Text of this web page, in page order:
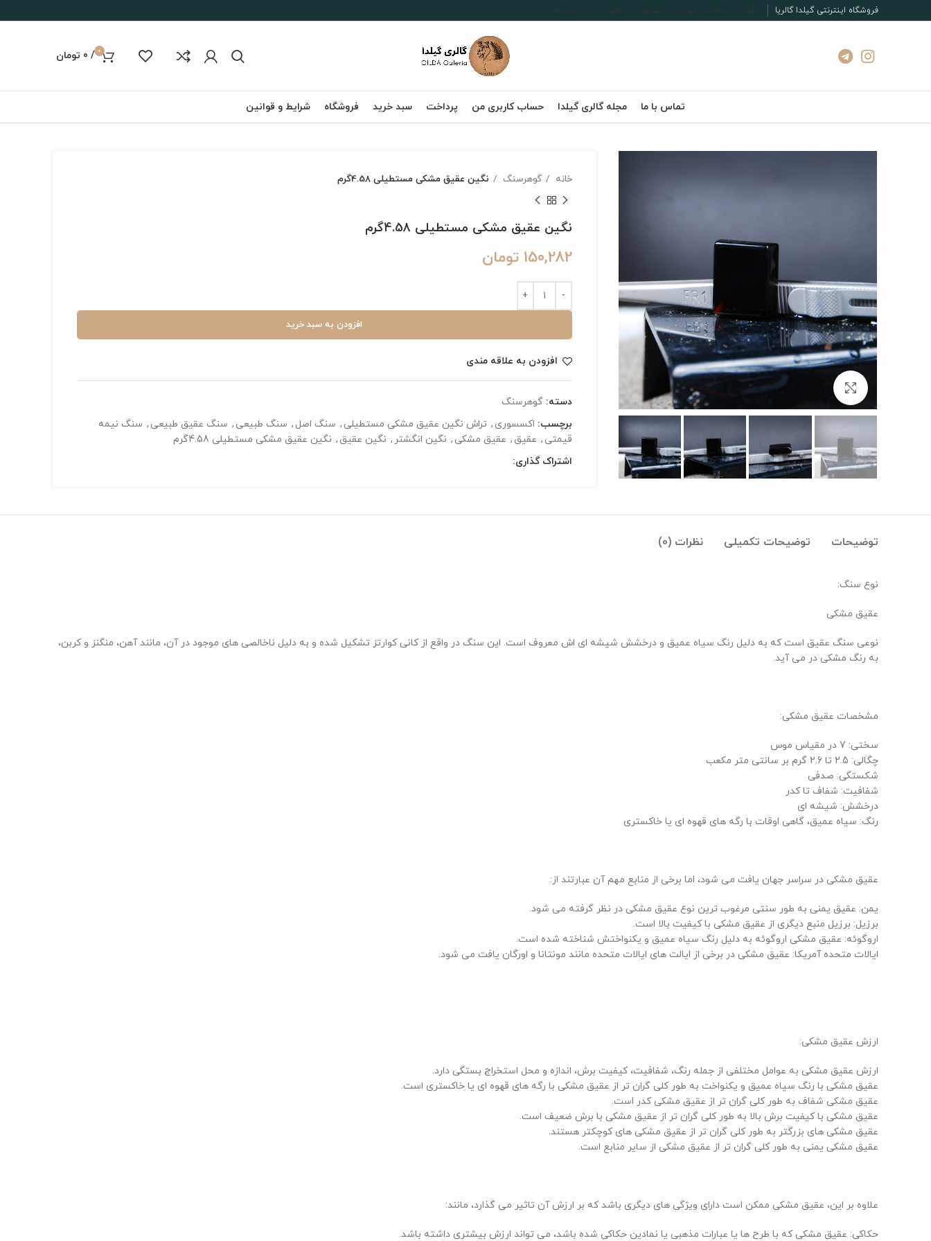
فروشگاه اینترنتی گیلدا گالریا مجله مطالب کاربران مشاوره تماس با ما برندها
0
/
0 تومان
تماس با ما مجله گالری گیلدا حساب کاربری من پرداخت سبد خرید فروشگاه شرایط و قوانین
بزرگنمایی تصویر
خانه گوهرسنگ نگین عقیق مشکی مستطیلی 4.58گرم
نگین عقیق مشکی مستطیلی 4.58گرم
150,282 تومان
افزودن به سبد خرید
افزودن به علاقه مندی
دسته: گوهرسنگ
برچسب: اکسسوری , تراش نگین عقیق مشکی مستطیلی , سنگ اصل , سنگ طبیعی , سنگ عقیق طبیعی , سنگ نیمه
قیمتی , عقیق, عقیق مشکی , نگین انگشتر , نگین عقیق, نگین عقیق مشکی مستطیلی 4.58گرم
اشتراک گذاری:
توضیحات توضیحات تکمیلی نظرات (0)
نوع سنگ:
عقیق مشکی
نوعی سنگ عقیق است که به دلیل رنگ سیاه عمیق و درخشش شیشه ای اش معروف است. این سنگ در واقع از کانی کوارتز تشکیل شده و به دلیل ناخالصی های موجود در آن، مانند آهن، منگنز و کربن،
به رنگ مشکی در می آید.
مشخصات عقیق مشکی:
سختی: 7 در مقیاس موس
چگالی: 2.5 تا 2.6 گرم بر سانتی متر مکعب
شکستگی: صدفی
شفافیت: شفاف تا کدر
درخشش: شیشه ای
رنگ: سیاه عمیق، گاهی اوقات با رگه های قهوه ای یا خاکستری
عقیق مشکی در سراسر جهان یافت می شود، اما برخی از منابع مهم آن عبارتند از:
یمن: عقیق یمنی به طور سنتی مرغوب ترین نوع عقیق مشکی در نظر گرفته می شود.
برزیل: برزیل منبع دیگری از عقیق مشکی با کیفیت بالا است.
اروگوئه: عقیق مشکی اروگوئه به دلیل رنگ سیاه عمیق و یکنواختش شناخته شده است.
ایالات متحده آمریکا: عقیق مشکی در برخی از ایالت های ایالات متحده مانند مونتانا و اورگان یافت می شود.
ارزش عقیق مشکی:
ارزش عقیق مشکی به عوامل مختلفی از جمله رنگ، شفافیت، کیفیت برش، اندازه و محل استخراج بستگی دارد.
عقیق مشکی با رنگ سیاه عمیق و یکنواخت به طور کلی گران تر از عقیق مشکی با رگه های قهوه ای یا خاکستری است.
عقیق مشکی شفاف به طور کلی گران تر از عقیق مشکی کدر است.
عقیق مشکی با کیفیت برش بالا به طور کلی گران تر از عقیق مشکی با برش ضعیف است.
عقیق مشکی های بزرگتر به طور کلی گران تر از عقیق مشکی های کوچکتر هستند.
عقیق مشکی یمنی به طور کلی گران تر از عقیق مشکی از سایر منابع است.
علاوه بر این، عقیق مشکی ممکن است دارای ویژگی های دیگری باشد که بر ارزش آن تاثیر می گذارد، مانند:
حکاکی: عقیق مشکی که با طرح ها یا عبارات مذهبی یا نمادین حکاکی شده باشد، می تواند ارزش بیشتری داشته باشد.